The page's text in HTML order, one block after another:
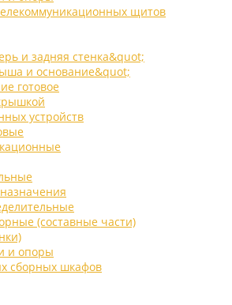
щитов
и задняя стенка&quot;
и основание&quot;
готовое
устройств
(составные части)
и опоры
сборных шкафов